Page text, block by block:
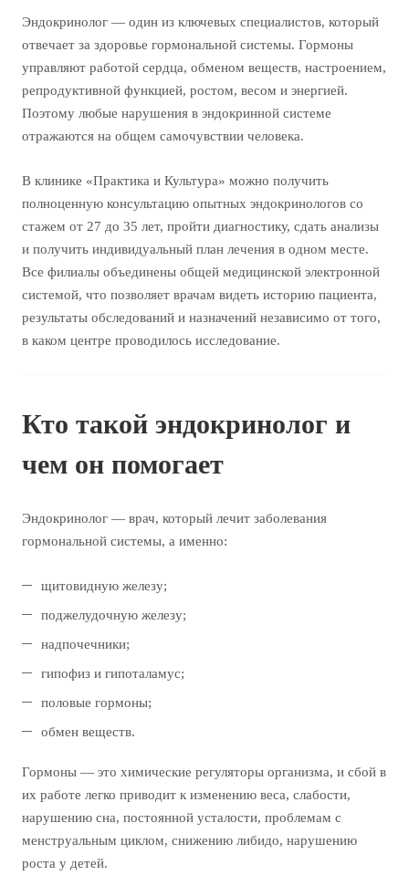
Эндокринолог — один из ключевых специалистов, который
отвечает за здоровье гормональной системы. Гормоны
управляют работой сердца, обменом веществ, настроением,
репродуктивной функцией, ростом, весом и энергией.
Поэтому любые нарушения в эндокринной системе
отражаются на общем самочувствии человека.
В клинике «Практика и Культура» можно получить
полноценную консультацию опытных эндокринологов со
стажем от 27 до 35 лет, пройти диагностику, сдать анализы
и получить индивидуальный план лечения в одном месте.
Все филиалы объединены общей медицинской электронной
системой, что позволяет врачам видеть историю пациента,
результаты обследований и назначений независимо от того,
в каком центре проводилось исследование.
Кто такой эндокринолог и
чем он помогает
Эндокринолог — врач, который лечит заболевания
гормональной системы, а именно:
щитовидную железу;
поджелудочную железу;
надпочечники;
гипофиз и гипоталамус;
половые гормоны;
обмен веществ.
Гормоны — это химические регуляторы организма, и сбой в
их работе легко приводит к изменению веса, слабости,
нарушению сна, постоянной усталости, проблемам с
менструальным циклом, снижению либидо, нарушению
роста у детей.